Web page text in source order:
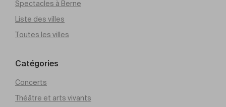
Spectacles à Berne
Liste des villes
Toutes les villes
Catégories
Concerts
Théâtre et arts vivants